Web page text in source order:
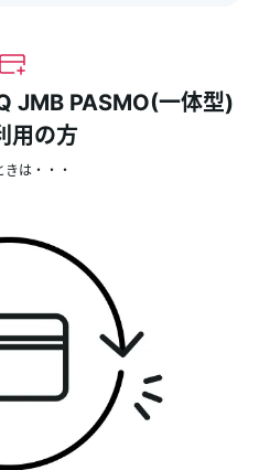
JMB PASMO(一体型)
用の方
きは・・・